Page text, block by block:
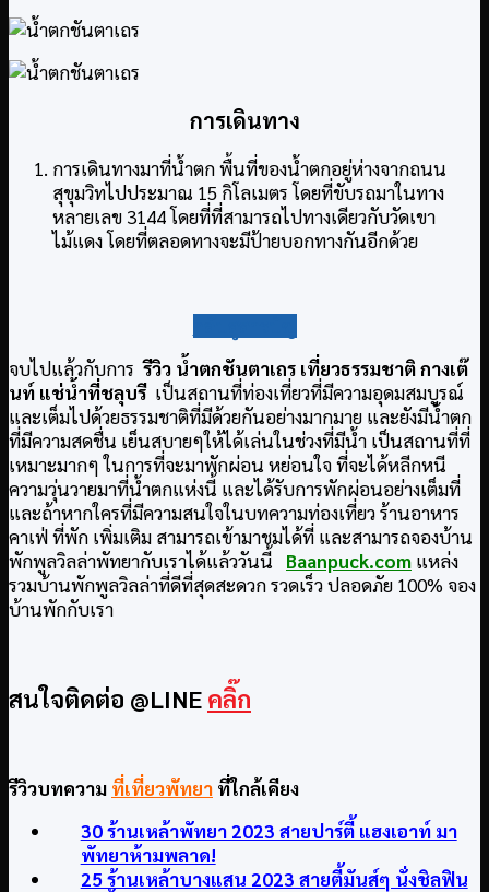
การเดินทาง
การเดินทางมาที่น้ำตก พื้นที่ของน้ำตกอยู่ห่างจากถนน
สุขุมวิทไปประมาณ 15 กิโลเมตร โดยที่ขับรถมาในทาง
หลายเลข 3144 โดยที่ที่สามารถไปทางเดียวกับวัดเขา
ไม้แดง โดยที่ตลอดทางจะมีป้ายบอกทางกันอีกด้วย
จบไปแล้วกับการรีวิว น้ำตกชันตาเถร เที่ยวธรรมชาติ กางเต๊
นท์ แช่น้ำที่ชลุบรี เป็นสถานที่ท่องเที่ยวที่มีความอุดมสมบูรณ์
และเต็มไปด้วยธรรมชาติที่มีด้วยกันอย่างมากมาย และยังมีน้ำตก
ที่มีความสดชื่น เย็นสบายๆให้ได้เล่นในช่วงที่มีน้ำ เป็นสถานที่ที่
เหมาะมากๆ ในการที่จะมาพักผ่อน หย่อนใจ ที่จะได้หลีกหนี
ความวุ่นวายมาที่น้ำตกแห่งนี้ และได้รับการพักผ่อนอย่างเต็มที่
และถ้าหากใครที่มีความสนใจในบทความท่องเที่ยว ร้านอาหาร
คาเฟ่ ที่พัก เพิ่มเติม สามารถเข้ามาชมได้ที่ และสามารถจองบ้าน
พักพูลวิลล่าพัทยากับเราได้แล้ววันนี้ Baanpuck.com แหล่ง
รวมบ้านพักพูลวิลล่าที่ดีที่สุดสะดวก รวดเร็ว ปลอดภัย 100% จอง
บ้านพักกับเรา
สนใจติดต่อ @LINE คลิ๊ก
รีวิวบทความ ที่เที่ยวพัทยา ที่ใกล้เคียง
30 ร้านเหล้าพัทยา 2023 สายปาร์ตี้ แฮงเอาท์ มา
พัทยาห้ามพลาด!
25 ร้านเหล้าบางแสน 2023 สายตี้มันส์ๆ นั่งชิลฟิน